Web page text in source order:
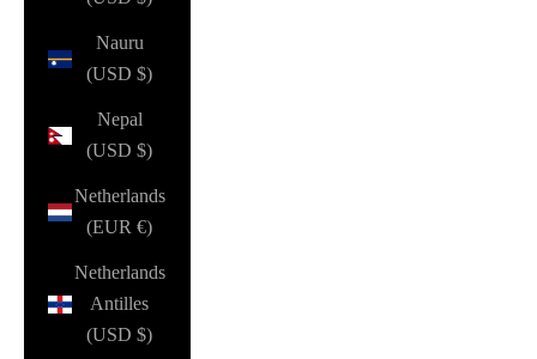
Nauru
(USD $)
Nepal
(USD $)
Netherlands
(EUR €)
Netherlands
Antilles
(USD $)